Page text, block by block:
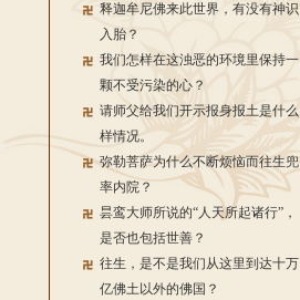
释迦牟尼佛来此世界，有没有神识
入胎？
我们怎样在这浊恶的环境里保持一
颗不受污染的心？
请师父给我们开示报身报土是什么
样情况。
弥勒菩萨为什么不断烦恼而往生兜
率内院？
昙鸾大师所说的“人天所起诸行”，
是否也包括世善？
往生，是不是我们从这里到达十万
亿佛土以外的佛国？